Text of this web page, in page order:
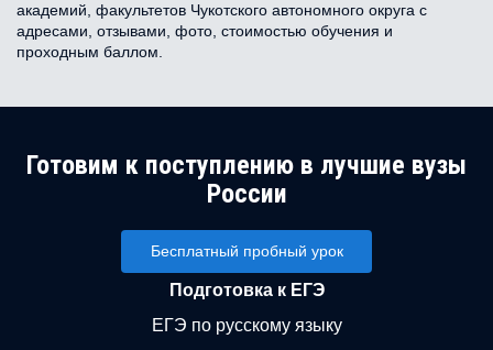
академий, факультетов Чукотского автономного округа с
адресами, отзывами, фото, стоимостью обучения и
проходным баллом.
Готовим к поступлению в лучшие вузы
России
Бесплатный пробный урок
Подготовка к ЕГЭ
ЕГЭ по русскому языку